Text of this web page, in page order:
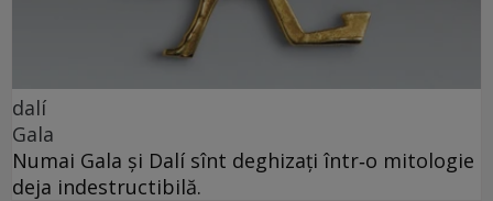
dalí
Gala
Numai Gala și Dalí sînt deghizați într‑o mitologie
deja indestructibilă.